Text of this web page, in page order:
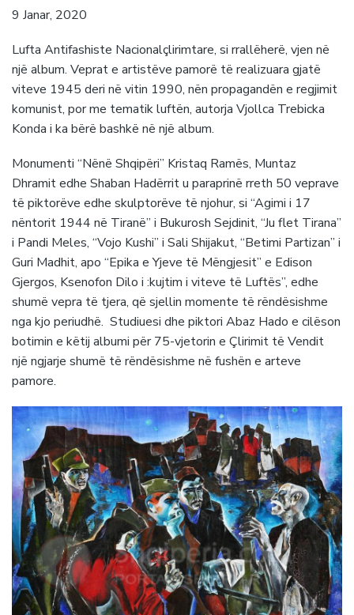
9 Janar, 2020
Lufta Antifashiste Nacionalçlirimtare, si rrallëherë, vjen në
një album. Veprat e artistëve pamorë të realizuara gjatë
viteve 1945 deri në vitin 1990, nën propagandën e regjimit
komunist, por me tematik luftën, autorja Vjollca Trebicka
Konda i ka bërë bashkë në një album.
Monumenti “Nënë Shqipëri” Kristaq Ramës, Muntaz
Dhramit edhe Shaban Hadërrit u paraprinë rreth 50 veprave
të piktorëve edhe skulptorëve të njohur, si “Agimi i 17
nëntorit 1944 në Tiranë” i Bukurosh Sejdinit, “Ju flet Tirana”
i Pandi Meles, “Vojo Kushi” i Sali Shijakut, “Betimi Partizan” i
Guri Madhit, apo “Epika e Yjeve të Mëngjesit” e Edison
Gjergos, Ksenofon Dilo i :kujtim i viteve të Luftës”, edhe
shumë vepra të tjera, që sjellin momente të rëndësishme
nga kjo periudhë. Studiuesi dhe piktori Abaz Hado e cilëson
botimin e këtij albumi për 75-vjetorin e Çlirimit të Vendit
një ngjarje shumë të rëndësishme në fushën e arteve
pamore.